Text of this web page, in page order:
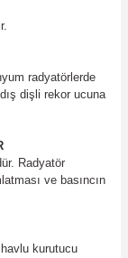
radyatörlerde
dişli rekor ucuna
Radyatör
ve basıncın
kurutucu